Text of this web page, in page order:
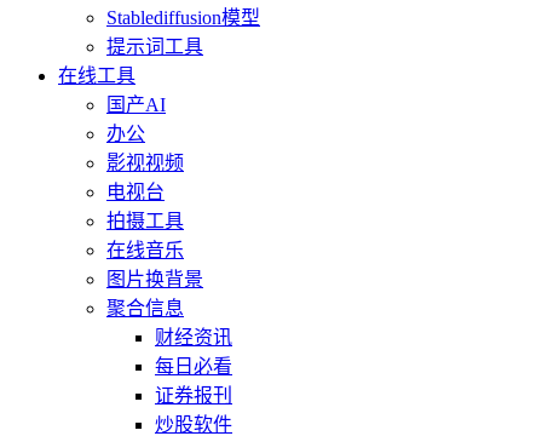
Stablediffusion模型
提示词工具
在线工具
国产AI
办公
影视视频
电视台
拍摄工具
在线音乐
图片换背景
聚合信息
财经资讯
每日必看
证券报刊
炒股软件